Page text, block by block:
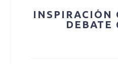
entradas
INSPIRACIÓN
DEBATE